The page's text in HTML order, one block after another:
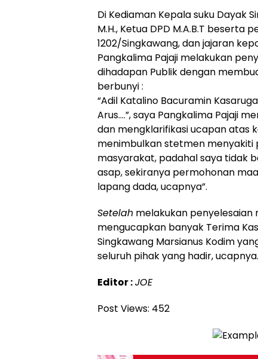
Di Kediaman Kepala suku Dayak
M.H., Ketua DPD M.A.B.T beserta
1202/Singkawang, dan jajaran
Pangkalima Pajaji melakukan
dihadapan Publik dengan
berbunyi :
“Adil Katalino Bacuramin
Arus….”, saya Pangkalima Pajaji
dan mengklarifikasi ucapan atas
menimbulkan stetmen menyakiti
masyarakat, padahal saya tidak
asap, sekiranya permohonan
lapang dada, ucapnya”.
Setelah melakukan penyelesaian
mengucapkan banyak Terima
Singkawang Marsianus Kodim
seluruh pihak yang hadir, ucapnya.
Editor :JOE
Post Views: 452